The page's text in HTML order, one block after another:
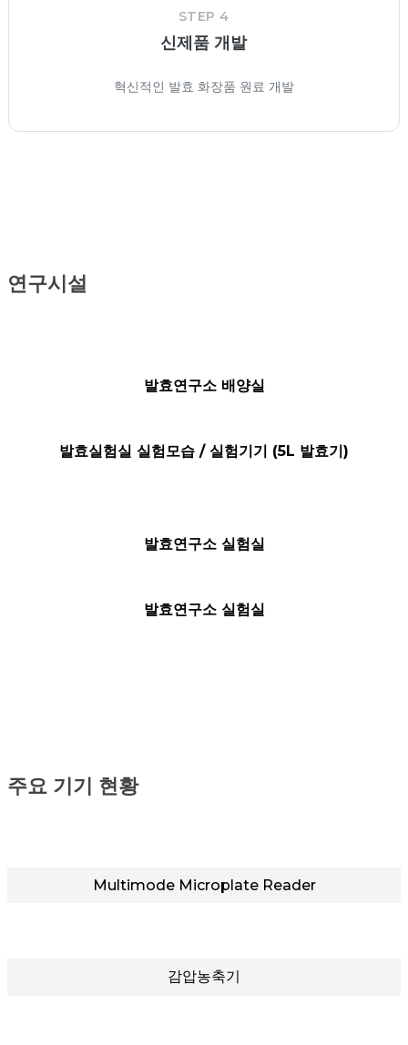
STEP 4
신제품 개발
혁신적인 발효 화장품 원료 개발
연구시설
발효연구소 배양실
발효실험실 실험모습 / 실험기기 (5L 발효기)
발효연구소 실험실
발효연구소 실험실
주요 기기 현황
Multimode Microplate Reader
감압농축기